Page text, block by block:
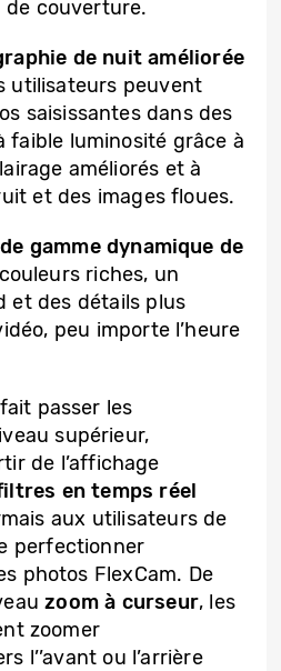
de couverture.
de nuit améliorée
utilisateurs peuvent
saisissantes dans des
faible luminosité grâce à
améliorés et à
et des images floues.
gamme dynamique de
riches, un
et des détails plus
peu importe l’heure
passer les
supérieur,
de l’affichage
en temps réel
aux utilisateurs de
perfectionner
photos FlexCam. De
zoom à curseur, les
zoomer
l’’avant ou l’arrière